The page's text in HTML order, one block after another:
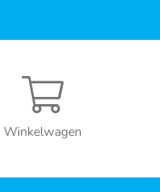
Winkelwagen